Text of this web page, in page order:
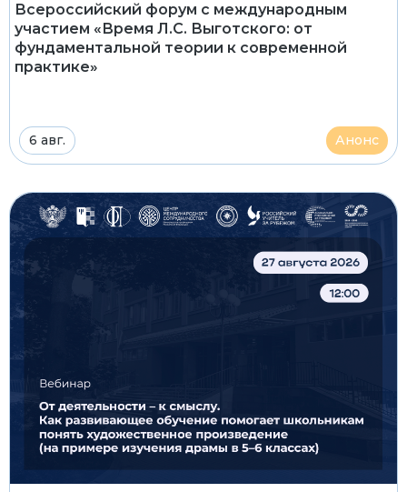
Всероссийский форум с международным
участием «Время Л.С. Выготского: от
фундаментальной теории к современной
практике»
6 авг. Анонс